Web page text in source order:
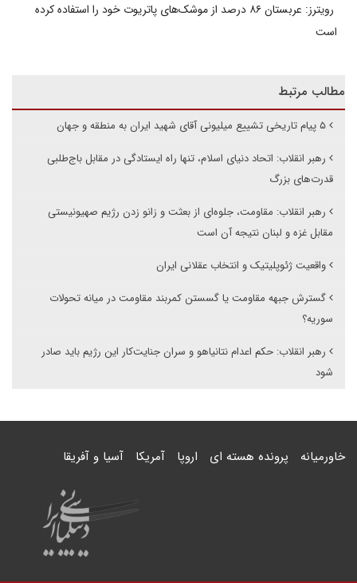
رویترز: عربستان ۸۶ درصد از موشک‌های پاتریوت خود را استفاده کرده
است
مطالب مرتبط
۵ پیام تاریخی تشییع میلیونی آقای شهید ایران به منطقه و جهان
رهبر انقلاب: اتحاد دنیای اسلام، تنها راه ایستادگی در مقابل باج‌طلبی
قدرت‌های بزرگ
رهبر انقلاب: مقاومت، جلوه‌ای از بعثت و زانو زدن رژیم صهیونیستی
مقابل غزه و لبنان نتیجه آن است
واقعیت ژئوپلیتیک و انتخاب عقلانی ایران
گسترش جبهه مقاومت یا گسستن کمربند مقاومت در میانه تحولات
سوریه؟
رهبر انقلاب: حکم اعدام نتانیاهو و سران جنایت‌کار این رژیم باید صادر
شود
خاورمیانه پرونده هسته ای اروپا آمریکا آسیا و آفریقا